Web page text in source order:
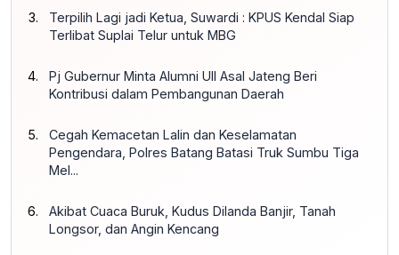
Terpilih Lagi jadi Ketua, Suwardi : KPUS Kendal Siap
Terlibat Suplai Telur untuk MBG
Pj Gubernur Minta Alumni UII Asal Jateng Beri
Kontribusi dalam Pembangunan Daerah
Cegah Kemacetan Lalin dan Keselamatan
Pengendara, Polres Batang Batasi Truk Sumbu Tiga
Mel...
Akibat Cuaca Buruk, Kudus Dilanda Banjir, Tanah
Longsor, dan Angin Kencang